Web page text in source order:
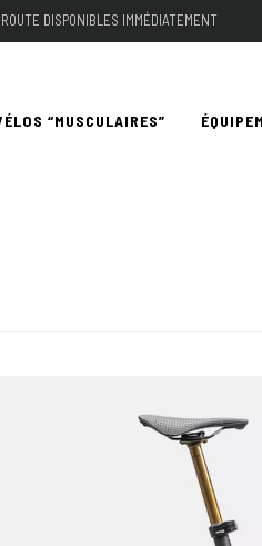
DISPONIBLES IMMÉDIATEMENT
“MUSCULAIRES”